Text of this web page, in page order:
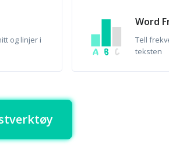
og linjer i
Word
Tell
teksten